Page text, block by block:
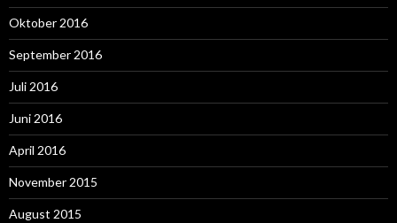
Oktober 2016
September 2016
Juli 2016
Juni 2016
April 2016
November 2015
August 2015